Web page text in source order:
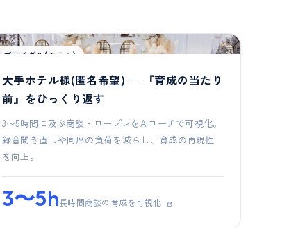
ブライダル(ホテル)
大手ホテル様(匿名希望) — 『育成の当たり
前』をひっくり返す
3〜5時間に及ぶ商談・ロープレをAIコーチで可視化。
録音聞き直しや同席の負荷を減らし、育成の再現性
を向上。
3〜5h長時間商談の育成を可視化